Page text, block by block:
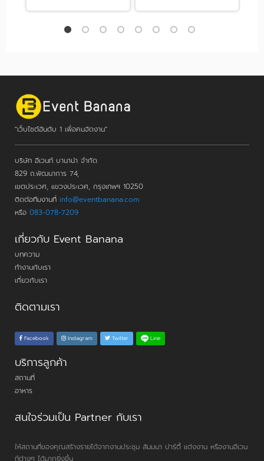
"เว็บไซต์อันดับ 1 เพื่อคนจัดงาน"
บริษัท อีเวนท์ บานาน่า จำกัด
829 ถ.พัฒนาการ 74,
เขตประเวศ, แขวงประเวศ, กรุงเทพฯ 10250
ติดต่อทีมงานที่ info@eventbanana.com
หรือ 083-078-7209
เกี่ยวกับ Event Banana
บทความ
ทำงานกับเรา
เกี่ยวกับเรา
ติดตามเรา
Facebook Instagram Twitter Line
บริการลูกค้า
สถานที่
อาหาร
สนใจร่วมเป็น Partner กับเรา
ให้สถานที่ของคุณสร้างรายได้จากงานประชุม สัมมนา ปาร์ตี้ แต่งงาน หรืองานอีเวน
ท์ต่างๆ ได้มากยิ่งขึ้น